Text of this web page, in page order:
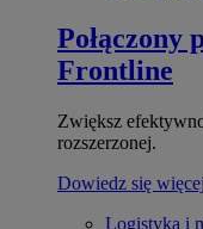
Połączony
Frontline
Zwiększ
rozszerzonej.
Dowiedz się więcej
Logistyka i